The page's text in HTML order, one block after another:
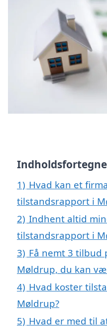
1) Hvad kan et
tilstandsrapport i
2) Indhent altid
tilstandsrapport i
3) Få nemt 3 tilbud
Møldrup, du kan
4) Hvad koster
Møldrup?
5) Hvad er med til